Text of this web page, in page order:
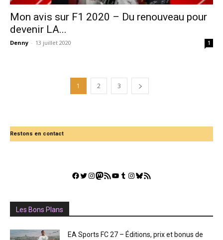
Mon avis sur F1 2020 – Du renouveau pour
devenir LA...
Denny - 13 juillet 2020 1
1 2 3
Restons en contact
Facebook
Twitter
Instagram
Mastodon
Flux RSSYouTube
Tumblr
Instagram
Bluesky
GestGame
Les Bons Plans
EA Sports FC 27 – Éditions, prix et bonus de